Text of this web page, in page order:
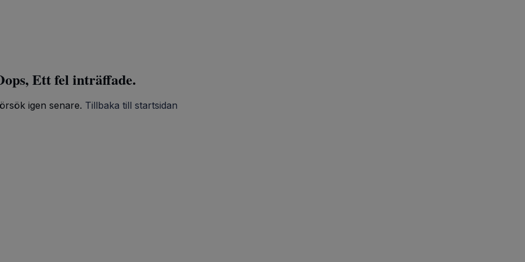
Ett fel inträffade.
igen senare. Tillbaka till startsidan